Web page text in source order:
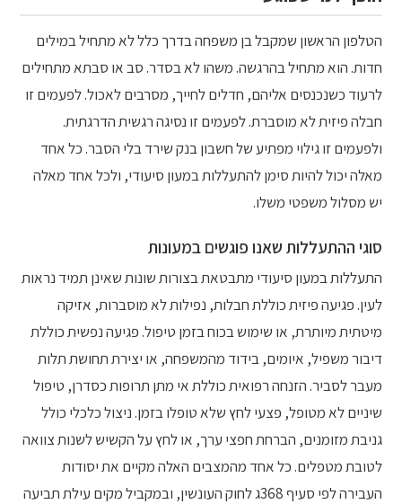
הטלפון הראשון שמקבל בן משפחה בדרך כלל לא מתחיל במילים
חדות. הוא מתחיל בהרגשה. משהו לא בסדר. סב או סבתא מתחילים
לרעוד כשנכנסים אליהם, חדלים לחייך, מסרבים לאכול. לפעמים זו
חבלה פיזית לא מוסברת. לפעמים זו נסיגה רגשית הדרגתית.
ולפעמים זו גילוי מפתיע של חשבון בנק שירד בלי הסבר. כל אחד
מאלה יכול להיות סימן להתעללות במעון סיעודי, ולכל אחד מאלה
יש מסלול משפטי משלו.
סוגי ההתעללות שאנו פוגשים במעונות
התעללות במעון סיעודי מתבטאת בצורות שונות שאינן תמיד נראות
לעין. פגיעה פיזית כוללת חבלות, נפילות לא מוסברות, אזיקה
מיטתית מיותרת, או שימוש בכוח בזמן טיפול. פגיעה נפשית כוללת
דיבור משפיל, איומים, בידוד מהמשפחה, או יצירת תחושת תלות
מעבר לסביר. הזנחה רפואית כוללת אי מתן תרופות כסדרן, טיפול
שיניים לא מטופל, פצעי לחץ שלא טופלו בזמן. ניצול כלכלי כולל
גניבת מזומנים, הברחת חפצי ערך, או לחץ על הקשיש לשנות צוואה
לטובת מטפלים. כל אחד מהמצבים האלה מקיים את יסודות
העבירה לפי סעיף 368ג לחוק העונשין, ובמקביל מקים עילת תביעה